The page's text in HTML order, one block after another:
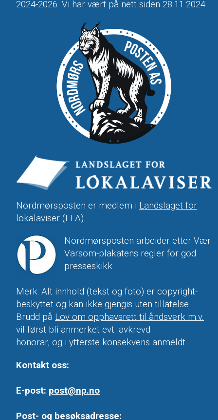
2024-2026. Vi har vært på nett siden 28.11.2024.
Nordmørsposten er medlem i Landslaget for
lokalaviser (LLA).
Nordmørsposten arbeider etter Vær
Varsom-plakatens regler for god
presseskikk.
Merk: Alt innhold (tekst og foto) er copyright-
beskyttet og kan ikke gjengis uten tillatelse.
Brudd på Lov om opphavsrett til åndsverk m.v.
vil først bli anmerket evt. avkrevd
honorar, og i ytterste konsekvens anmeldt.
Kontakt oss:
E-post: post@np.no
Post- og besøksadresse: